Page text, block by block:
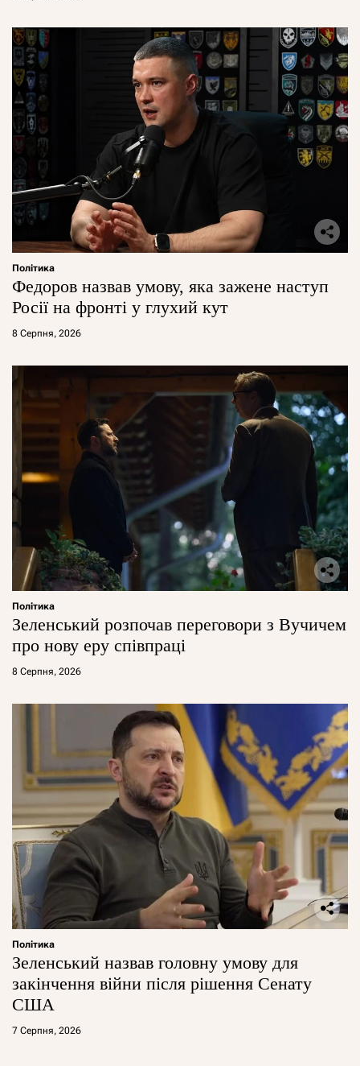
Політика
Федоров назвав умову, яка зажене наступ
Росії на фронті у глухий кут
8 Серпня, 2026
Політика
Зеленський розпочав переговори з Вучичем
про нову еру співпраці
8 Серпня, 2026
Політика
Зеленський назвав головну умову для
закінчення війни після рішення Сенату
США
7 Серпня, 2026